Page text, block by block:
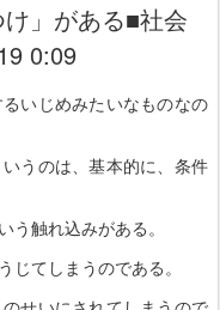
」がある■社会
0:09
いじめみたいなものなの
うのは、基本的に、条件
う触れ込みがある。
じてしまうのである。